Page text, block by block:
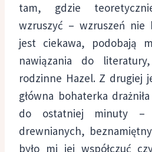
tam, gdzie
wzruszyć – wzruszeń nie
jest ciekawa, podobają
nawiązania do
rodzinne Hazel. Z drugiej
główna bohaterka
do ostatniej minuty
drewnianych,
było mi jej współczuć